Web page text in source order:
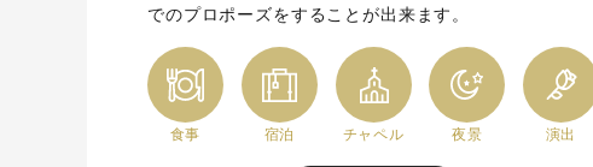
でのプロポーズをすることが出来ます。
食事 宿泊 チャペル 夜景 演出